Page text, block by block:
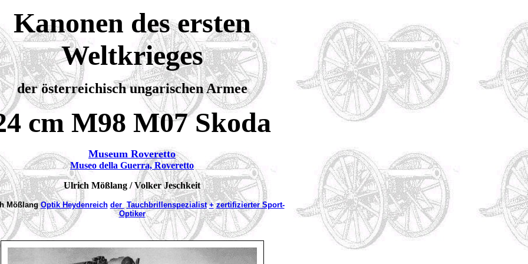
Kanonen des ersten
Weltkrieges
der österreichisch ungarischen Armee
cm M98 M07 Skoda
Museum Roveretto
Museo della Guerra, Roveretto
Ulrich Mößlang / Volker Jeschkeit
MößlangOptik Heydenreich der Tauchbrillenspezialist + zertifizierter Sport-
Optiker